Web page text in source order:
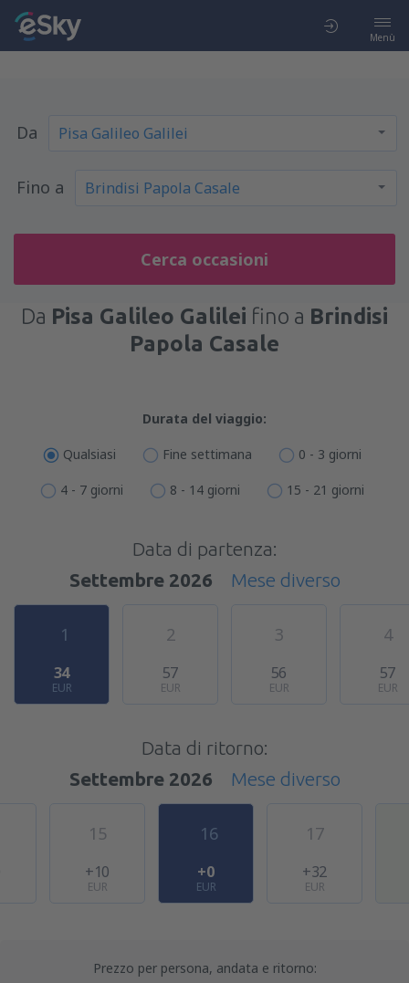
Menù
Da
Fino a
Cerca occasioni
Da Pisa Galileo Galilei fino a Brindisi
Papola Casale
Durata del viaggio:
Qualsiasi Fine settimana 0 - 3 giorni
4 - 7 giorni 8 - 14 giorni 15 - 21 giorni
Data di partenza:
Settembre 2026
Mese diverso
1
34
EUR
2
57
EUR
3
56
EUR
4
57
EUR
Data di ritorno:
Settembre 2026
Mese diverso
15
+10
EUR
16
+0
EUR
17
+32
EUR
Prezzo per persona, andata e ritorno: